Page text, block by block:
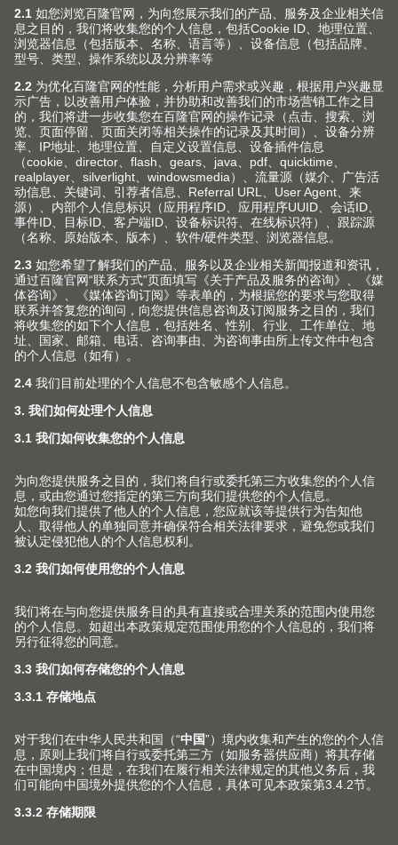
调料架
调料瓶的收纳安全稳固且一目了然
实用柜体解决方案
实用柜体解决方案简化了厨房工作流程并且充分地利用了
当前的空间。
SPACE TOWER 高柜内抽
实用的储物柜带来舒适的取物方式。
了解更多
配件